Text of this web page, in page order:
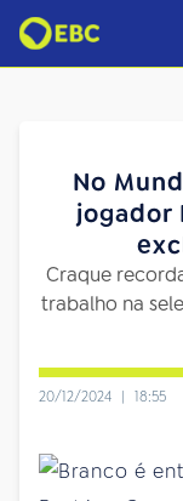
No
jogador
Craque
trabalho na
20/12/2024 | 18:55